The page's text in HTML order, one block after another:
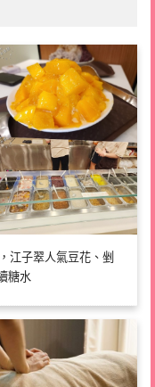
江子翠人氣豆花、剉
糖水